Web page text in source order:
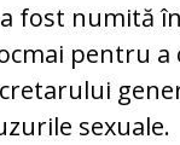
fost numită
pentru
sexuale.